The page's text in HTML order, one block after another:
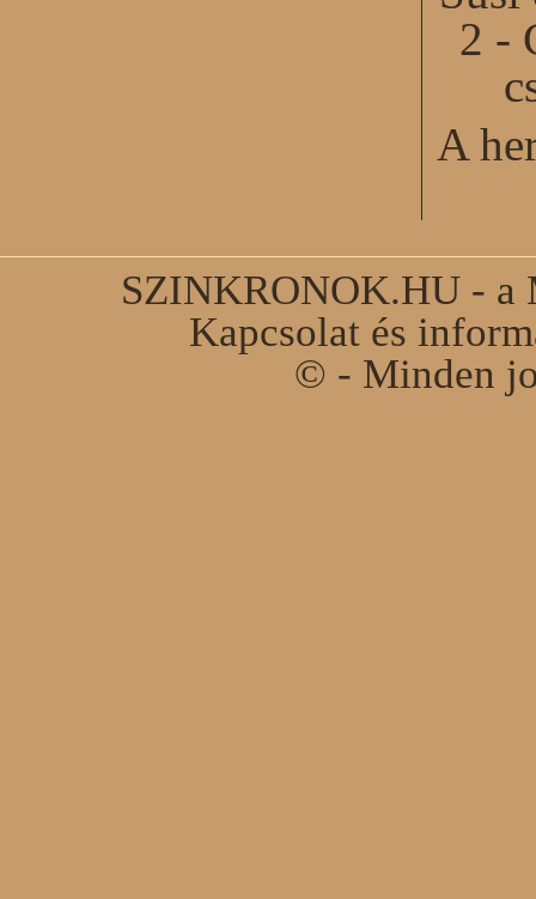
2 -
A
SZINKRONOK.HU - a
Kapcsolat és
© - Minden